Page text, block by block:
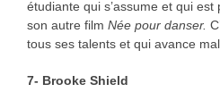
étudiante qui s’assume et qui
son autre film Née pour danser.
tous ses talents et qui avance
7- Brooke Shield